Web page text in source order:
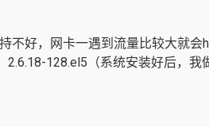
不好，网卡一遇到流量比较大就会
128.el5（系统安装好后，我